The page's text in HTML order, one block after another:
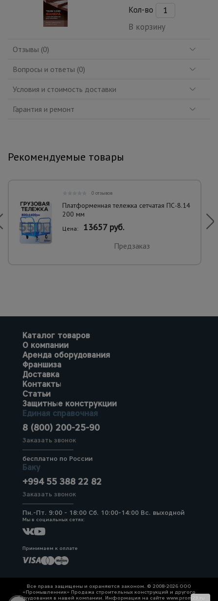
Кол-во
В корзину
Отзывы (0)
Вопросы и ответы (0)
Условия и стоимость доставки
Гарантия и ремонт
Рекомендуемые товары
0 отзывов
Платформенная тележка сетчатая ПС-8.14
200 мм
Цена: 13657 руб.
Предзаказ
Каталог товаров
О компании
Аренда оборудования
Франшиза
Доставка
Контакты
Статьи
Защитные конструкции
Единая справочная
8 (800) 200-25-90
Заказать звонок
бесплатно по России
Баку
+994 55 388 22 82
Заказать звонок
Пн.-Пт. 9:00 - 18:00 Сб. 10:00-14:00 Вс. выходной
Мы в социальных сетях:
Принимаем к оплате
Все права защищены и охраняются законом. © 2008-2026 ООО
«Промышленник» Продажа строительных конструкций и другого
оборудования в нашей компании. Информация на сайте www.prom23.ru